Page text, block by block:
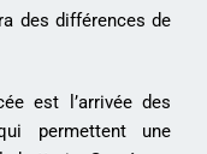
des différences de
est l’arrivée des
permettent une